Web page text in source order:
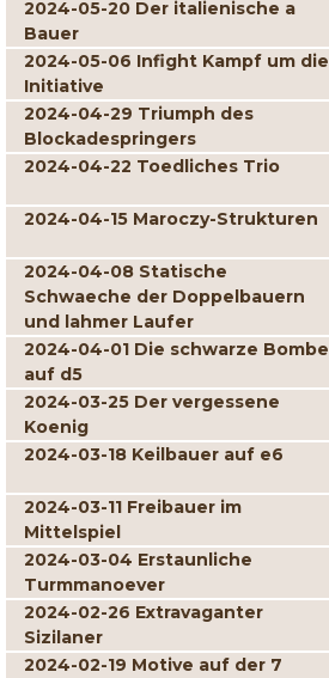
2024-05-20 Der italienische a
Bauer
2024-05-06 Infight Kampf um die
Initiative
2024-04-29 Triumph des
Blockadespringers
2024-04-22 Toedliches Trio
2024-04-15 Maroczy-Strukturen
2024-04-08 Statische
Schwaeche der Doppelbauern
und lahmer Laufer
2024-04-01 Die schwarze Bombe
auf d5
2024-03-25 Der vergessene
Koenig
2024-03-18 Keilbauer auf e6
2024-03-11 Freibauer im
Mittelspiel
2024-03-04 Erstaunliche
Turmmanoever
2024-02-26 Extravaganter
Sizilaner
2024-02-19 Motive auf der 7